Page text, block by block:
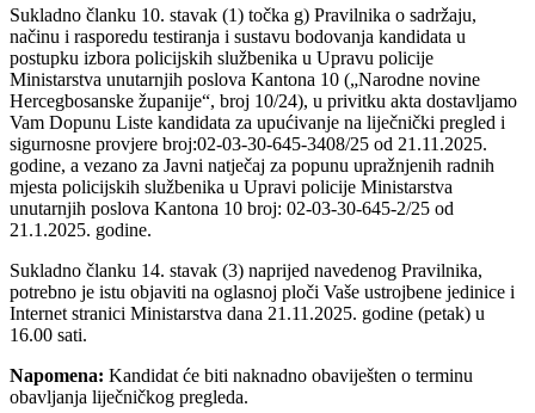
Sukladno članku 10. stavak (1) točka g) Pravilnika o sadržaju,
načinu i rasporedu testiranja i sustavu bodovanja kandidata u
postupku izbora policijskih službenika u Upravu policije
Ministarstva unutarnjih poslova Kantona 10 („Narodne novine
Hercegbosanske županije“, broj 10/24), u privitku akta dostavljamo
Vam Dopunu Liste kandidata za upućivanje na liječnički pregled i
sigurnosne provjere broj:02-03-30-645-3408/25 od 21.11.2025.
godine, a vezano za Javni natječaj za popunu upražnjenih radnih
mjesta policijskih službenika u Upravi policije Ministarstva
unutarnjih poslova Kantona 10 broj: 02-03-30-645-2/25 od
21.1.2025. godine.
Sukladno članku 14. stavak (3) naprijed navedenog Pravilnika,
potrebno je istu objaviti na oglasnoj ploči Vaše ustrojbene jedinice i
Internet stranici Ministarstva dana 21.11.2025. godine (petak) u
16.00 sati.
Napomena: Kandidat će biti naknadno obaviješten o terminu
obavljanja liječničkog pregleda.